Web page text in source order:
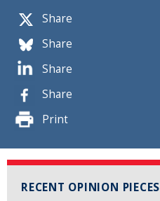
Share
Share
Share
Share
Print
RECENT OPINION PIECES